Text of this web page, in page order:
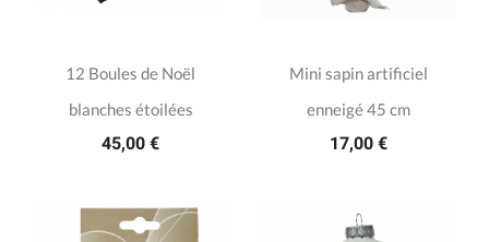
12 Boules de Noël
blanches étoilées
45,00 €
Mini sapin artificiel
enneigé 45 cm
17,00 €